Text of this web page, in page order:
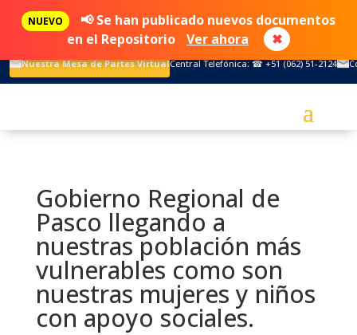
Nuestra Mesa de Partes VirtualCentral Telefónica: ☎ +51 (062) 51-2124
Gobierno Regional de
Pasco llegando a
nuestras población más
vulnerables como son
nuestras mujeres y niños
con apoyo sociales.
NUEVO
📢 Se han publicado nuevos documentos
en el Repositorio
Ver ahora ✖